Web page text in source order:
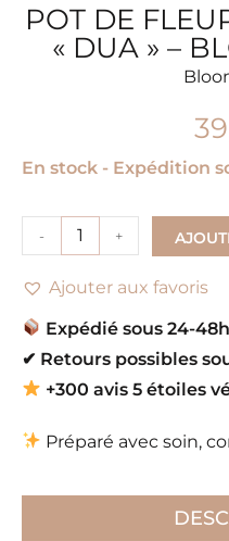
POT DE
« DUA » –
En stock - Expédition
- +
Ajouter aux favoris
Expédié sous 24-48h
✔ Retours possibles
+300 avis 5 étoiles
Préparé avec soin,